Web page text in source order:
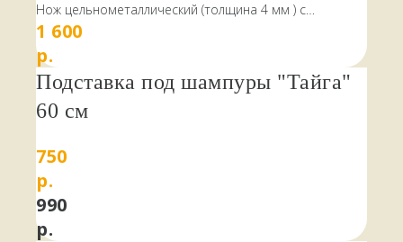
Нож цельнометаллический (толщина 4 мм ) с
накладными ручками. Имеет укороченное лезвие,
подходящее для совершения коротких, мелких
порезов по радиусу движения руки, что характерно
для категории шкуросъёмных ножей.
С торца ручка снабжена отверстием для темляка.
Данное изделие не является холодным оружием, а
инструмента.
1 600
р.
Подставка под шампуры "Тайга"
60 см
750
р.
990
р.
НАШИ КЛИЕНТЫ